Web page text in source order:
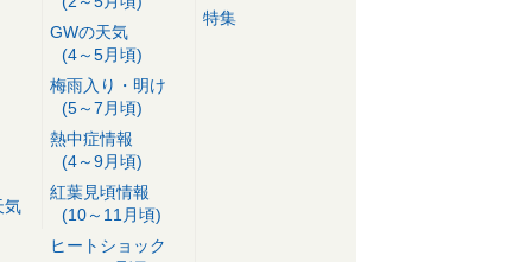
気
GWの天気
(4～5月頃)
梅雨入り・明け
(5～7月頃)
熱中症情報
(4～9月頃)
紅葉見頃情報
(10～11月頃)
ヒートショック
特集